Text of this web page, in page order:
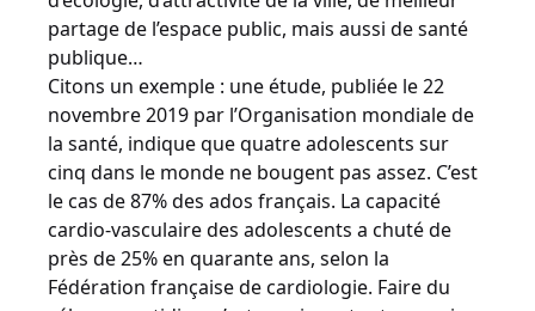
partage de l’espace public, mais aussi de santé
publique…
Citons un exemple : une étude, publiée le 22
novembre 2019 par l’Organisation mondiale de
la santé, indique que quatre adolescents sur
cinq dans le monde ne bougent pas assez. C’est
le cas de 87% des ados français. La capacité
cardio-vasculaire des adolescents a chuté de
près de 25% en quarante ans, selon la
Fédération française de cardiologie. Faire du